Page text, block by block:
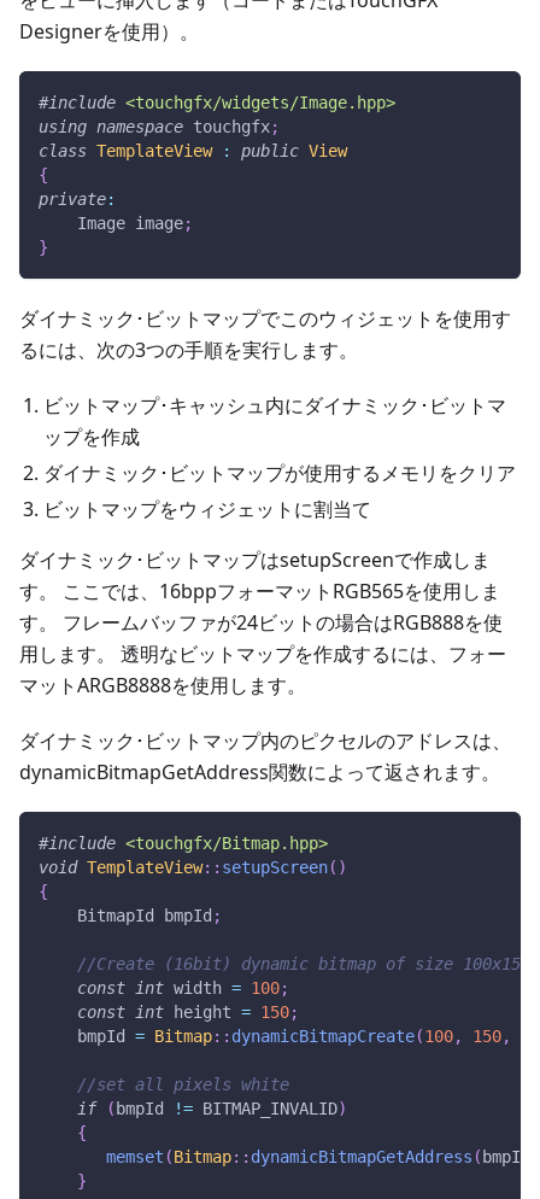
Designerを使用）。
#include <touchgfx/widgets/Image.hpp>
using namespace touchgfx;
class TemplateView : public View
{
private:
    Image image
;
}
ダイナミック･ビットマップでこのウィジェットを使用す
るには、次の3つの手順を実行します。
ビットマップ･キャッシュ内にダイナミック･ビットマ
ップを作成
ダイナミック･ビットマップが使用するメモリをクリア
ビットマップをウィジェットに割当て
ダイナミック･ビットマップはsetupScreenで作成しま
す。 ここでは、16bppフォーマットRGB565を使用しま
す。 フレームバッファが24ビットの場合はRGB888を使
用します。 透明なビットマップを作成するには、フォー
マットARGB8888を使用します。
ダイナミック･ビットマップ内のピクセルのアドレスは、
dynamicBitmapGetAddress関数によって返されます。
#include <touchgfx/Bitmap.hpp>
void TemplateView:: setupScreen( )
{
    BitmapId bmpId
;
//Create (16bit) dynamic bitmap of size 100x150
const int width = 100;
const int height = 150;
    bmpId
= Bitmap:: dynamicBitmapCreate(100, 150,
//set all pixels white
if
( bmpId != BITMAP_INVALID)
{
memset (Bitmap:: dynamicBitmapGetAddress ( bmpId
}